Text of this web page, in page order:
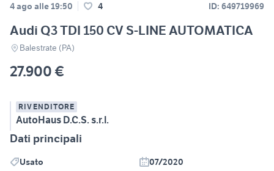
4 ago alle 19:50 4 ID: 649719969
Audi Q3 TDI 150 CV S-LINE AUTOMATICA
Balestrate (PA)
27.900 €
RIVENDITORE
AutoHaus D.C.S. s.r.l.
Dati principali
Usato
07/2020